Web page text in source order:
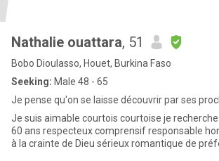
Nathalie ouattara, 51
Bobo Dioulasso, Houet, Burkina Faso
Seeking: Male 48 - 65
Je pense qu'on se laisse découvrir par ses
Je suis aimable courtois courtoise je
60 ans respecteux comprensif responsable
à la crainte de Dieu sérieux romantique de